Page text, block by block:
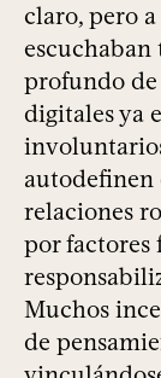
claro, pero
escuchaban
profundo
digitales ya
autodefinen
relaciones
por factores
Muchos
de